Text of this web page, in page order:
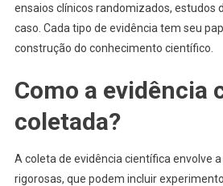
ensaios clínicos randomizados, estudos
caso. Cada tipo de evidência tem seu
construção do conhecimento científico.
Como a evidência
coletada?
A coleta de evidência científica envolve
rigorosas, que podem incluir